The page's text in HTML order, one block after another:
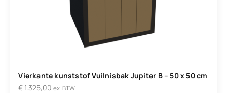
Vierkante kunststof Vuilnisbak Jupiter B – 50 x 50 cm
€ 1.325,00 ex. BTW.